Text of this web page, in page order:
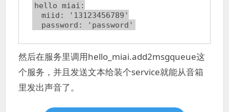
hello_miai:
  miid: '13123456789'
  password: 'password'
然后在服务里调用hello_miai.add2msgqueue这
个服务，并且发送文本给装个service就能从音箱
里发出声音了。